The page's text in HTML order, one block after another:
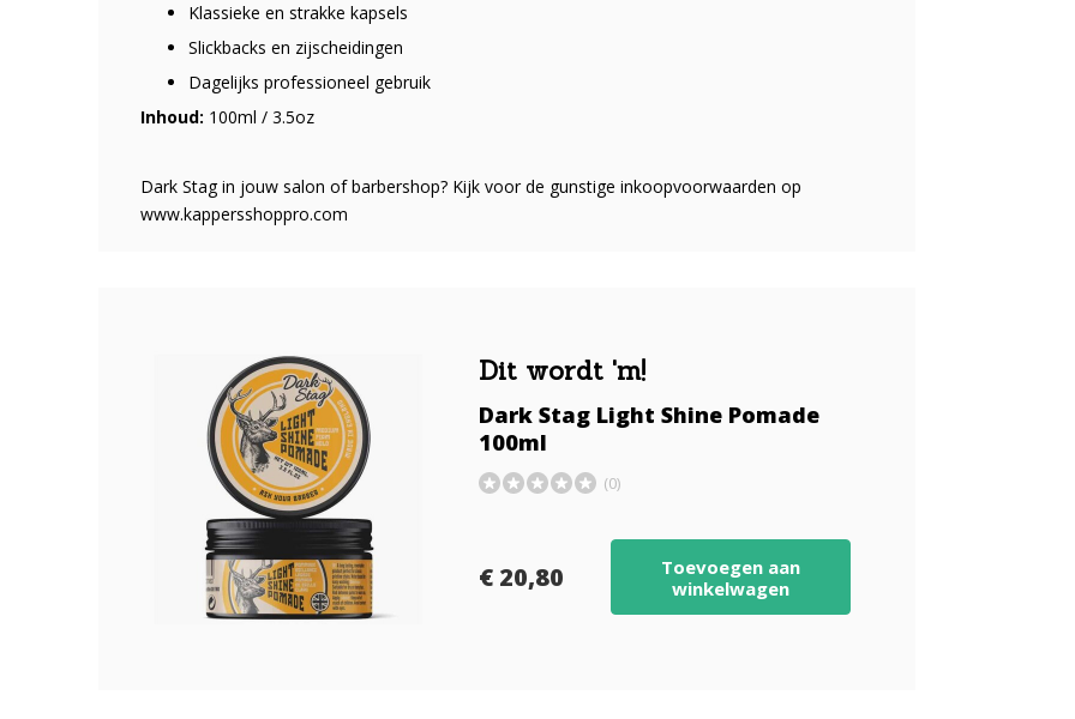
Klassieke en strakke kapsels
Slickbacks en zijscheidingen
Dagelijks professioneel gebruik
Inhoud: 100ml / 3.5oz
Dark Stag in jouw salon of barbershop? Kijk voor de gunstige inkoopvoorwaarden op
www.kappersshoppro.com
Dit wordt 'm!
Dark Stag Light Shine Pomade
100ml
(0)
€ 20,80
Toevoegen aan
winkelwagen